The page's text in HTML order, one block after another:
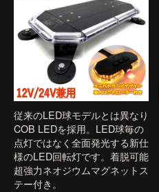
従来のLED球モデルとは異なり
COB LEDを採用。LED球毎の
点灯ではなく全面発光する新仕
様のLED回転灯です。着脱可能
超強力ネオジウムマグネットス
テー付き。